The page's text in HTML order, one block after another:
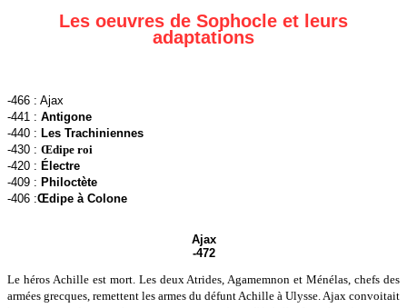
Les oeuvres de Sophocle et leurs
adaptations
-466 : Ajax
-441 : Antigone
-440 : Les Trachiniennes
-430 : Œdipe roi
-420 : Électre
-409 : Philoctète
-406 :Œdipe à Colone
Ajax
-472
Le héros Achille est mort. Les deux Atrides, Agamemnon et Ménélas, chefs des
armées grecques, remettent les armes du défunt Achille à Ulysse. Ajax convoitait